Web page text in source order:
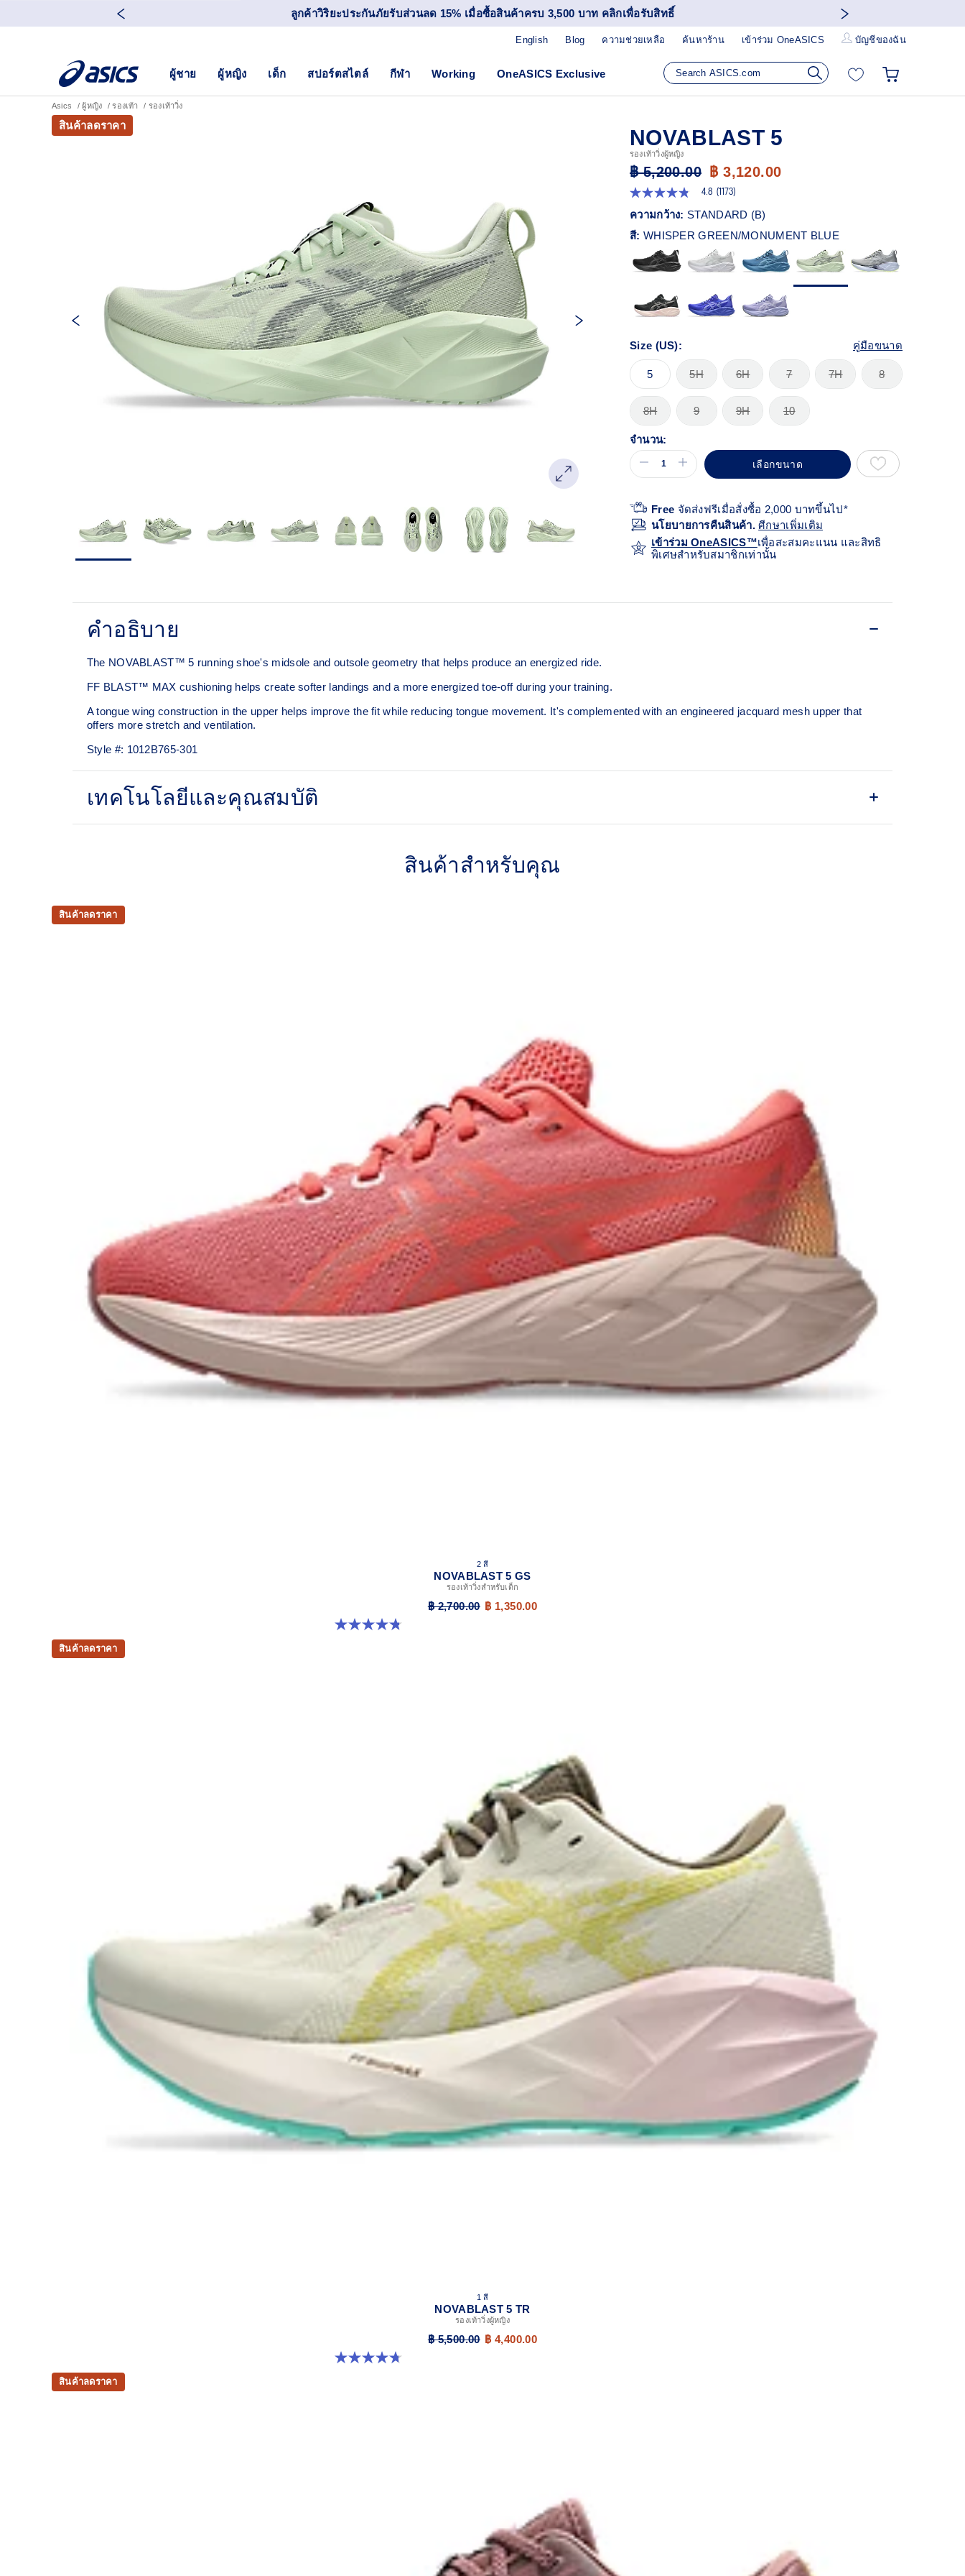
ลูกค้าวิริยะประกันภัยรับส่วนลด 15% เมื่อซื้อสินค้าครบ 3,500 บาท คลิกเพื่อรับสิทธิ์
Blog ความช่วยเหลือ ค้นหาร้าน เข้าร่วม OneASICS บัญชีของฉัน
English
ผู้ชาย ผู้หญิง เด็ก สปอร์ตสไตล์ กีฬา Working OneASICS Exclusive
Asics ผู้หญิง รองเท้า รองเท้าวิ่ง
สินค้าลดราคา
NOVABLAST 5
รองเท้าวิ่งผู้หญิง
฿ 5,200.00 ฿ 3,120.00
4.8
จาก
5
ดาว
ค่า
คะแนน
เฉลี่ย
Reviews.
ลิงก์
4.8 (1173)
ความกว้าง: STANDARD (B)
สี: WHISPER GREEN/MONUMENT BLUE
Size (US): คู่มือขนาด
5 5H 6H 7 7H 8
8H 9 9H 10
จำนวน:
เลือกขนาด
Free จัดส่งฟรีเมื่อสั่งซื้อ 2,000 บาทขึ้นไป*
นโยบายการคืนสินค้า.ศีกษาเพิ่มเติม
เข้าร่วม OneASICS™เพื่อสะสมคะแนน และสิทธิ
พิเศษสำหรับสมาชิกเท่านั้น
คำอธิบาย
The NOVABLAST™ 5 running shoe's midsole and outsole geometry that helps produce an energized ride.
FF BLAST™ MAX cushioning helps create softer landings and a more energized toe-off during your training.
A tongue wing construction in the upper helps improve the fit while reducing tongue movement. It's complemented with an engineered jacquard mesh upper that
offers more stretch and ventilation.
Style #: 1012B765-301
เทคโนโลยีและคุณสมบัติ
Trampoline-inspired outsole design
Reflective details
สินค้าสำหรับคุณ
สินค้าลดราคา
2 สี
NOVABLAST 5 GS
รองเท้าวิ่งสำหรับเด็ก
฿ 2,700.00 ฿ 1,350.00
4.8 จาก 5 ดาว 80 รีวิว
สินค้าลดราคา
1 สี
NOVABLAST 5 TR
รองเท้าวิ่งผู้หญิง
฿ 5,500.00 ฿ 4,400.00
4.7 จาก 5 ดาว 17 รีวิว
สินค้าลดราคา